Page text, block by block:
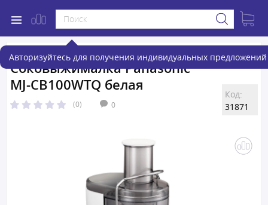
Авторизуйтесь для получения индивидуальных предложений
Соковыжималка Panasonic
MJ-CB100WTQ белая
(0) 0
Код:
31871